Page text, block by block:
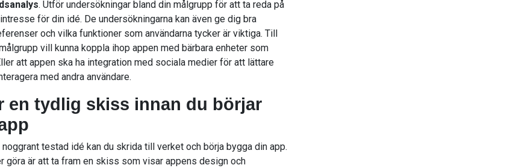
. Utför undersökningar bland din målgrupp för att ta reda på
för din idé. De undersökningarna kan även ge dig bra
och vilka funktioner som användarna tycker är viktiga. Till
vill kunna koppla ihop appen med bärbara enheter som
att appen ska ha integration med sociala medier för att lättare
med andra användare.
en tydlig skiss innan du börjar
noggrant testad idé kan du skrida till verket och börja bygga din app.
göra är att ta fram en skiss som visar appens design och